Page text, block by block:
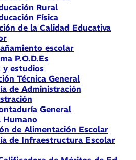
Rural
Física
de la Calidad Educativa
escolar
P.O.D.Es
estudios
Técnica General
de Administración
General
Humano
de Alimentación Escolar
de Infraestructura Escolar